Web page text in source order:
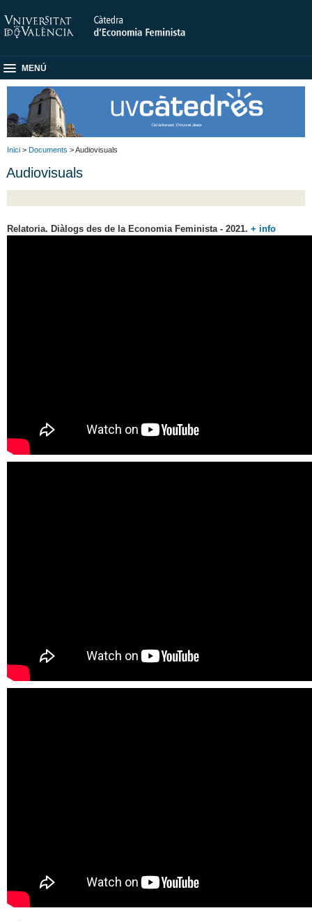
MENÚ
Inici > Documents > Audiovisuals
Audiovisuals
Relatoria. Diàlogs des de la Economia Feminista - 2021.+ info